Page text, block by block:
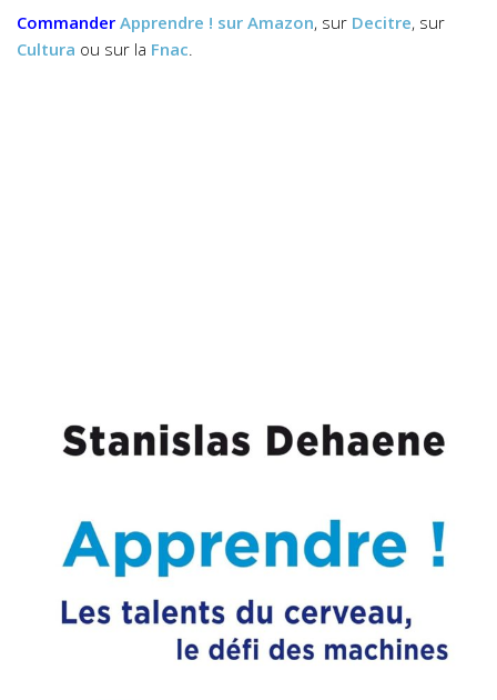
Commander Apprendre ! sur Amazon, sur Decitre, sur
Cultura ou sur la Fnac.